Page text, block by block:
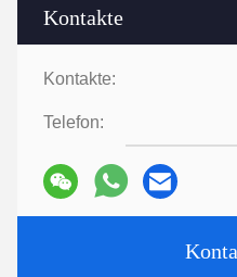
Kontakte
Kontakte:
Telefon: